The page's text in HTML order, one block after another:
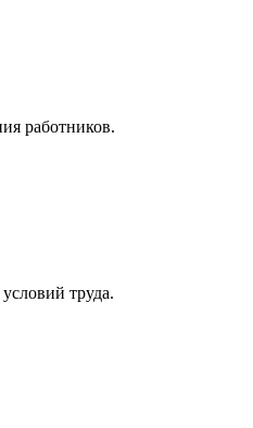
работников.
труда.